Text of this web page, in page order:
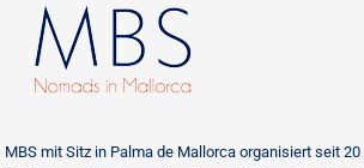
MBS mit Sitz in Palma de Mallorca organisiert seit